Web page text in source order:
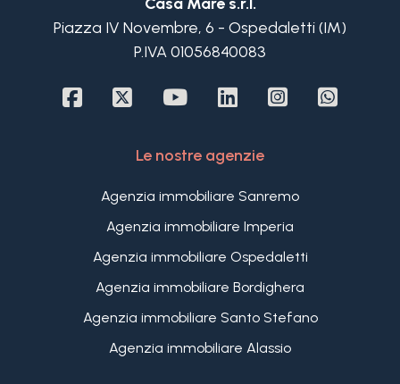
presta con naturalezza a diventare una seconda
zona giorno, uno studio oppure una camera da
abiterà. Da qui si raggiungono il bagno e la
Un appartamento flessibile, curato e ben
organizzato, ideale per chi cerca una casa già
pronta nel centro storico di Santo Stefano al Mare,
a due passi dal mare e da tutti i servizi del paese.
Casa Mare s.r.l.
Piazza IV Novembre, 6 - Ospedaletti (IM)
P.IVA 01056840083
Le nostre agenzie
Agenzia immobiliare Sanremo
Agenzia immobiliare Imperia
Agenzia immobiliare Ospedaletti
Agenzia immobiliare Bordighera
Agenzia immobiliare Santo Stefano
Agenzia immobiliare Alassio